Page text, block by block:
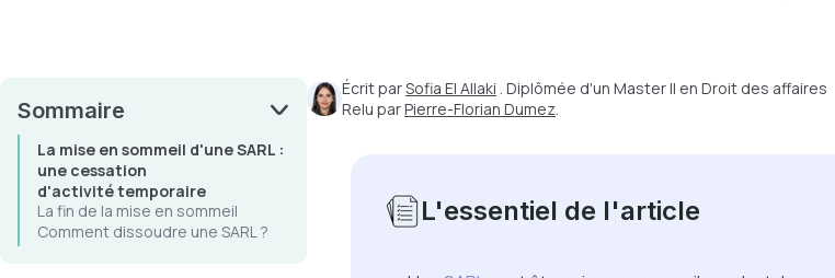
Sommaire
La mise en sommeil d'une SARL :
une cessation
d'activité temporaire
La fin de la mise en sommeil
Comment dissoudre une SARL ?
Écrit parSofia El Allaki . Diplômée d'un Master II en Droit des affaires
Relu parPierre-Florian Dumez.
L'essentiel de l'article